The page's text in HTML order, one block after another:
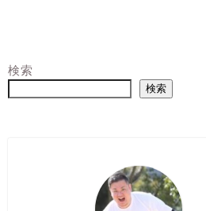
検索
検索